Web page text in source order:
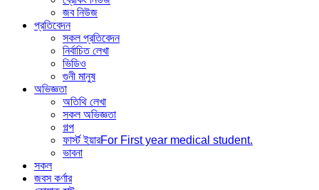
জব নিউজ
প্রতিবেদন
সকল প্রতিবেদন
নির্বাচিত লেখা
ভিডিও
গুনী মানুষ
অভিজ্ঞতা
অতিথি লেখা
সকল অভিজ্ঞতা
গল্প
ফার্স্ট ইয়ারFor First year medical student.
ভাবনা
সকল
জবস কর্ণার